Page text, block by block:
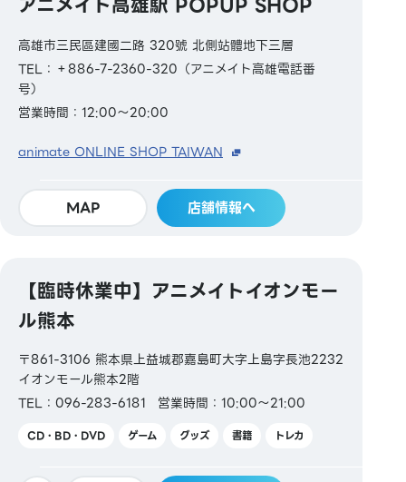
高雄市三民區建國二路 320號 北側站體地下三層
TEL：＋886-7-2360-320（アニメイト高雄電話番
号）
営業時間：12:00～20:00
animate ONLINE SHOP TAIWAN
MAP 店舗情報へ
【臨時休業中】アニメイトイオンモー
ル熊本
〒861-3106 熊本県上益城郡嘉島町大字上島字長池2232
イオンモール熊本2階
TEL：096-283-6181
営業時間：10:00～21:00
CD・BD・DVD ゲーム グッズ 書籍 トレカ